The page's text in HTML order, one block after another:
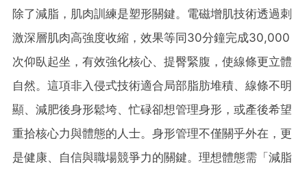
除了減脂，肌肉訓練是塑形關鍵。電磁增肌技術透過刺
激深層肌肉高強度收縮，效果等同30分鐘完成30,000
次仰臥起坐，有效強化核心、提臀緊腹，使線條更立體
自然。這項非入侵式技術適合局部脂肪堆積、線條不明
顯、減肥後身形鬆垮、忙碌卻想管理身形，或產後希望
重拾核心力與體態的人士。身形管理不僅關乎外在，更
是健康、自信與職場競爭力的關鍵。理想體態需「減脂